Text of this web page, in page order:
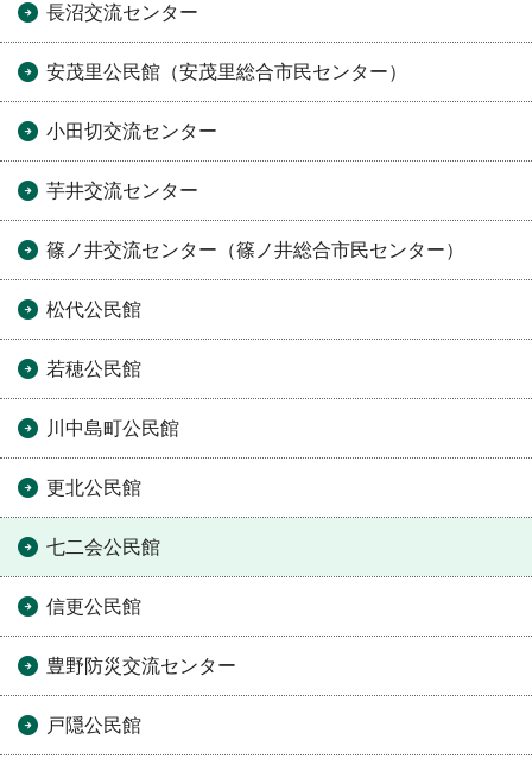
長沼交流センター
安茂里公民館（安茂里総合市民センター）
小田切交流センター
芋井交流センター
篠ノ井交流センター（篠ノ井総合市民センター）
松代公民館
若穂公民館
川中島町公民館
更北公民館
七二会公民館
信更公民館
豊野防災交流センター
戸隠公民館